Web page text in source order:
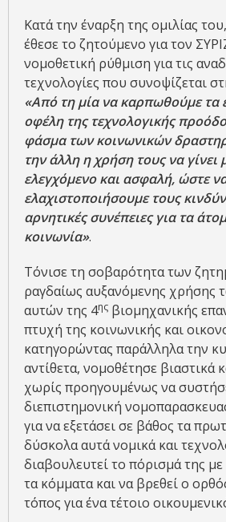
Κατά την έναρξη της ομιλίας
έθεσε το ζητούμενο για τον
νομοθετική ρύθμιση για τις
τεχνολογίες που συνοψίζεται
«Από τη μία να καρπωθούμε τα
οφέλη της τεχνολογικής
φάσμα των κοινωνικών
την άλλη η χρήση τους να γίνει
ελεγχόμενο και ασφαλή, ώστε
ελαχιστοποιήσουμε τους
αρνητικές συνέπειες για τα
κοινωνία».
Τόνισε τη σοβαρότητα των
ραγδαίως αυξανόμενης χρήσης
αυτών της 4ης βιομηχανικής
πτυχή της κοινωνικής και
κατηγορώντας παράλληλα την
αντίθετα, νομοθέτησε βιαστικά
χωρίς προηγουμένως να
διεπιστημονική
για να εξετάσει σε βάθος τα
δύσκολα αυτά νομικά και
διαβουλευτεί το πόρισμά της
τα κόμματα και να βρεθεί ο
τόπος για ένα τέτοιο